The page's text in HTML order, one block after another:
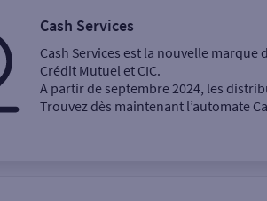
Ma recherche
Cash Services
Cash Services est la nouvelle
Crédit Mutuel et CIC.
A partir de septembre 2024, les
Trouvez dès maintenant l’automate